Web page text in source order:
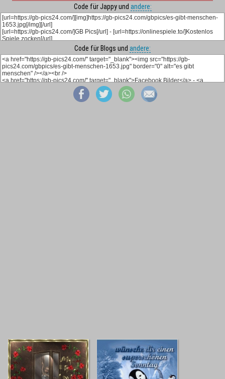
Code für Jappy und andere:
Code für Blogs und andere: